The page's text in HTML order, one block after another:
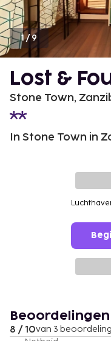
1/9
Lost &
Stone Town,
In Stone Town in
Beoordelingen
8 / 10van 3